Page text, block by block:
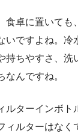
食卓に置いても
いですよね。冷
持ちやすさ、洗
なんですね。
ルターインボト
ィルターはなく